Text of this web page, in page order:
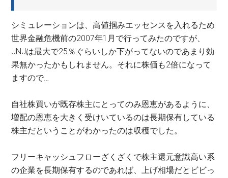
シミュレーションは、高値掴みエッセンスを入れるため
世界金融危機前の2007年1月で行ってみたのですが、
JNJは最大で25％ぐらいしか下がってないのであまり効
果無かったかもしれません。それに株価も2倍になって
ますので…
自社株買いが既存株主にとってのみ恩恵があるように、
増配の恩恵を大きく受けいているのは長期保有している
株主だということがわかったのは収穫でした。
フリーキャッシュフローざくざくで株主還元意識高い系
の企業を長期保有するのであれば、上げ相場だとビビっ